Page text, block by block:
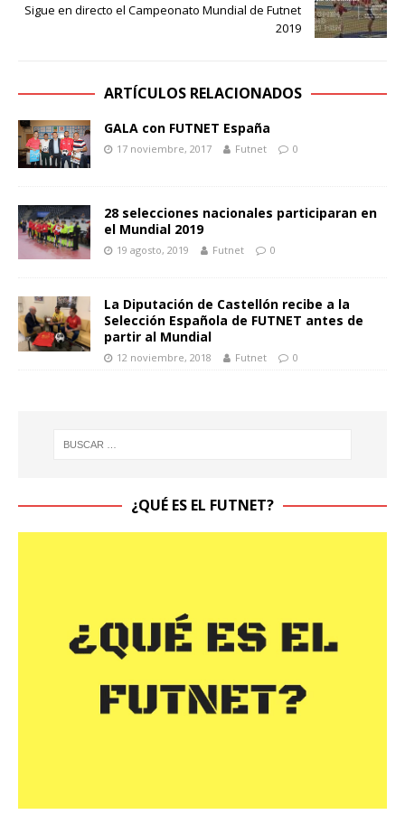
Sigue en directo el Campeonato Mundial de Futnet
2019
ARTÍCULOS RELACIONADOS
GALA con FUTNET España
17 noviembre, 2017 Futnet 0
28 selecciones nacionales participaran en
el Mundial 2019
19 agosto, 2019 Futnet 0
La Diputación de Castellón recibe a la
Selección Española de FUTNET antes de
partir al Mundial
12 noviembre, 2018 Futnet 0
¿QUÉ ES EL FUTNET?